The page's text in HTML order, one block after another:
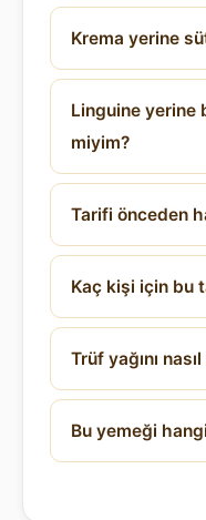
Krema yerine
Linguine yerine
miyim?
Tarifi önceden
Kaç kişi için bu
Trüf yağını
Bu yemeği